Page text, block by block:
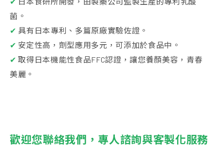
菌。
✔ 具有日本專利、多篇原廠實驗佐證。
✔ 安定性高，劑型應用多元，可添加於食品中。
✔取得日本機能性食品FFC認證，讓您養顏美容，青春
美麗。
歡迎您聯絡我們，專人諮詢與客製化服務